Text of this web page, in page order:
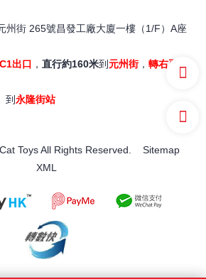
州街 265號昌發工廠大廈一樓（1/F）A座
C1出口 ，直行約160米到 元州街，轉右再行
到永隆街站
Toys All Rights Reserved.Sitemap
XML